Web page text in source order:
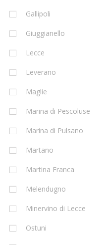
Gallipoli
Giuggianello
Lecce
Leverano
Maglie
Marina di Pescoluse
Marina di Pulsano
Martano
Martina Franca
Melendugno
Minervino di Lecce
Ostuni